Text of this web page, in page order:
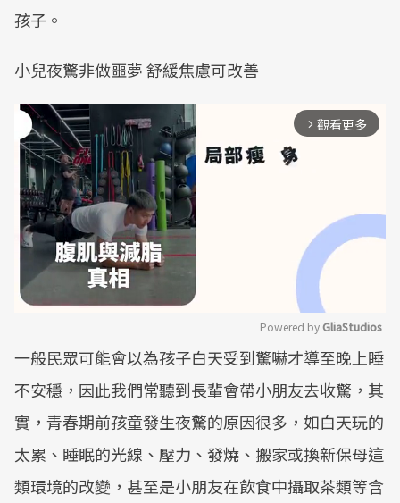
孩子。
小兒夜驚非做噩夢 舒緩焦慮可改善
arrow_forward_ios 觀看更多
Mute
Powered by GliaStudios
一般民眾可能會以為孩子白天受到驚嚇才導至晚上睡
不安穩，因此我們常聽到長輩會帶小朋友去收驚，其
實，青春期前孩童發生夜驚的原因很多，如白天玩的
太累、睡眠的光線、壓力、發燒、搬家或換新保母這
類環境的改變，甚至是小朋友在飲食中攝取茶類等含